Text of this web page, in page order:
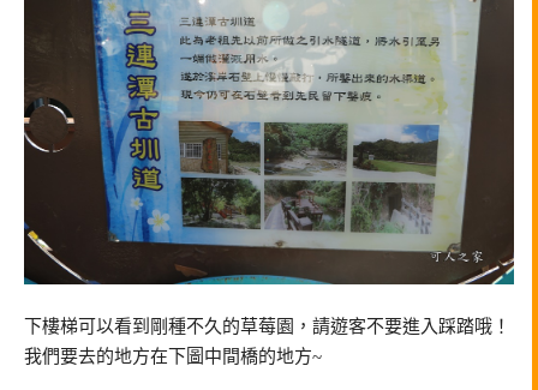
下樓梯可以看到剛種不久的草莓園，請遊客不要進入踩踏哦！
我們要去的地方在下圖中間橋的地方~